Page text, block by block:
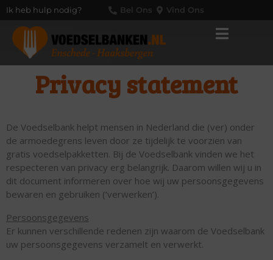
Ik heb hulp nodig? Bel Ons Vind Ons
Privacy statement
De Voedselbank helpt mensen in Nederland die (ver) onder
de armoedegrens leven door ze tijdelijk te voorzien van
gratis voedselpakketten. Bij de Voedselbank vinden we het
respecteren van privacy erg belangrijk. Daarom willen wij u in
dit document informeren over hoe wij uw persoonsgegevens
bewaren en gebruiken (‘verwerken’).
Persoonsgegevens
Er kunnen verschillende redenen zijn waarom de Voedselbank
uw persoonsgegevens verzamelt en verwerkt.